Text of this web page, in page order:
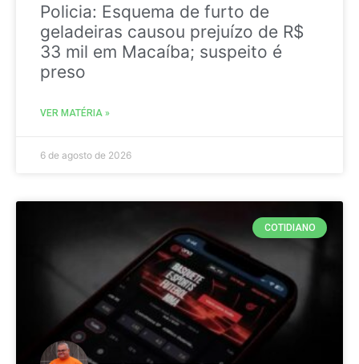
Policia: Esquema de furto de
geladeiras causou prejuízo de R$
33 mil em Macaíba; suspeito é
preso
VER MATÉRIA »
6 de agosto de 2026
COTIDIANO